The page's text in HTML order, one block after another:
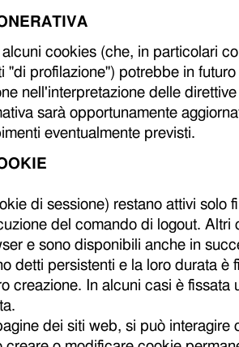
cookies (che, in particolari
"di profilazione") potrebbe in
nell'interpretazione delle
sarà opportunamente
eventualmente previsti.
di sessione) restano attivi solo
del comando di logout. Altri
e sono disponibili anche in
detti persistenti e la loro durata è
creazione. In alcuni casi è fissata
dei siti web, si può interagire